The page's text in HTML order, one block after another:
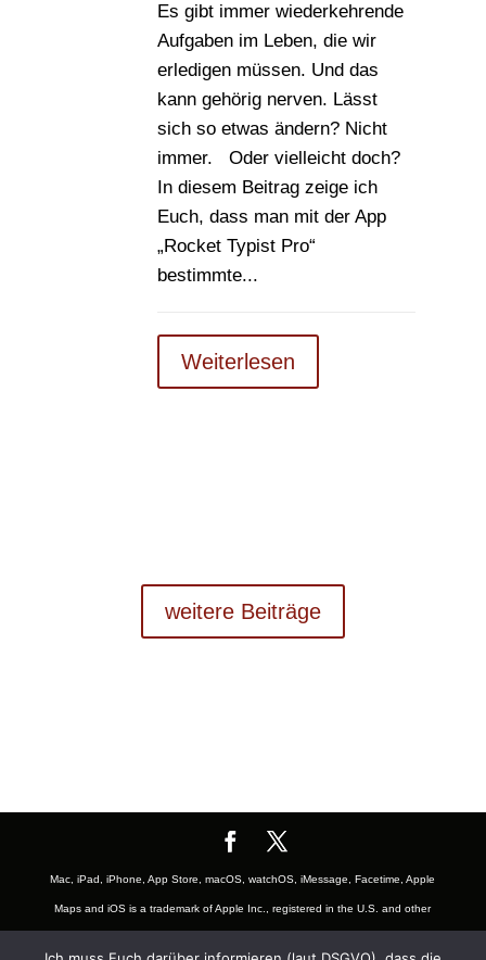
Es gibt immer wiederkehrende
Aufgaben im Leben, die wir
erledigen müssen. Und das
kann gehörig nerven. Lässt
sich so etwas ändern? Nicht
immer. Oder vielleicht doch?
In diesem Beitrag zeige ich
Euch, dass man mit der App
„Rocket Typist Pro“
bestimmte...
Weiterlesen
weitere Beiträge
Mac, iPad, iPhone, App Store, macOS, watchOS, iMessage, Facetime, Apple
Maps and iOS is a trademark of Apple Inc., registered in the U.S. and other